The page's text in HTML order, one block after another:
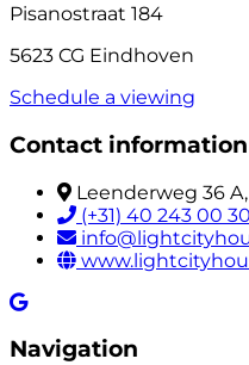
Pisanostraat 184
5623 CG Eindhoven
Schedule a viewing
Contact information
Leenderweg 36
(+31) 40 243 00 30
Navigation